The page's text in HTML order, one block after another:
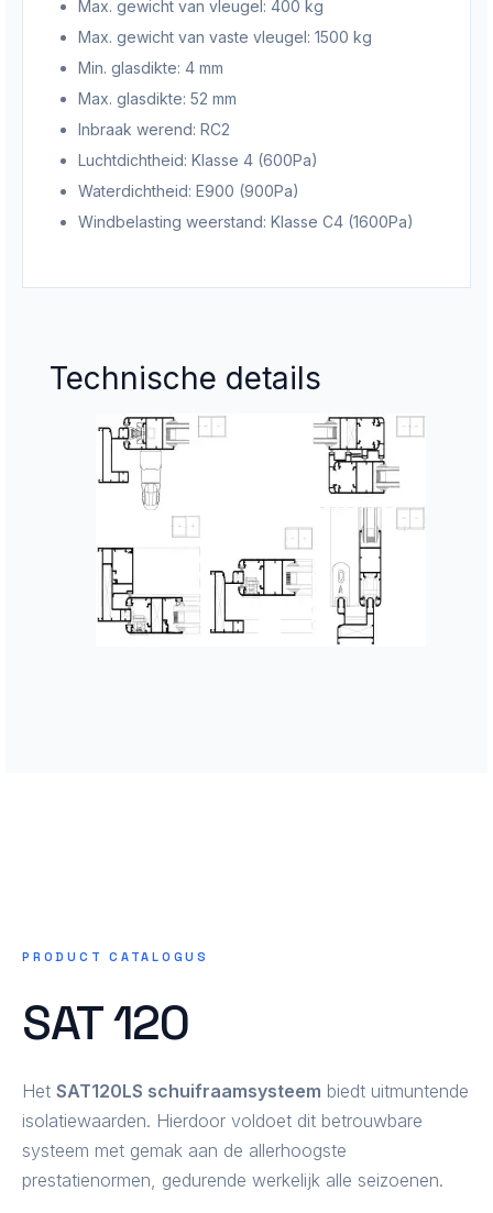
Max. gewicht van vleugel: 400 kg
Max. gewicht van vaste vleugel: 1500 kg
Min. glasdikte: 4 mm
Max. glasdikte: 52 mm
Inbraak werend: RC2
Luchtdichtheid: Klasse 4 (600Pa)
Waterdichtheid: E900 (900Pa)
Windbelasting weerstand: Klasse C4 (1600Pa)
Technische details
PRODUCT CATALOGUS
SAT 120
Het SAT120LS schuifraamsysteem biedt uitmuntende
isolatiewaarden. Hierdoor voldoet dit betrouwbare
systeem met gemak aan de allerhoogste
prestatienormen, gedurende werkelijk alle seizoenen.